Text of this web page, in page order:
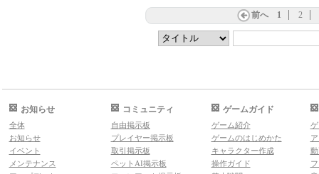
前へ 1 2
お知らせ
全体
お知らせ
イベント
メンテナンス
コミュニティ
自由掲示板
プレイヤー掲示板
取引掲示板
ペットAI掲示板
ゲームガイド
ゲーム紹介
ゲームのはじめかた
キャラクター作成
操作ガイド